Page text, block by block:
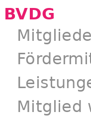
BVDG
Mitglied